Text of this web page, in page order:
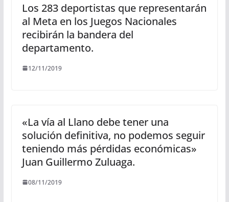
Los 283 deportistas que representarán
al Meta en los Juegos Nacionales
recibirán la bandera del
departamento.
12/11/2019
«La vía al Llano debe tener una
solución definitiva, no podemos seguir
teniendo más pérdidas económicas»
Juan Guillermo Zuluaga.
08/11/2019